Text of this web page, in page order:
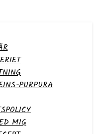
PURPURA
MIG